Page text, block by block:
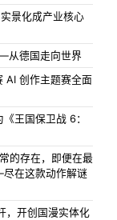
景化成产业核心
从德国走向世界
AI 创作主题赛全面
王国保卫战 6：
的存在，即便在最
在这款动作解谜
，开创国漫实体化